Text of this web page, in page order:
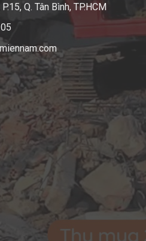
Q. Tân Bình, TP.HCM